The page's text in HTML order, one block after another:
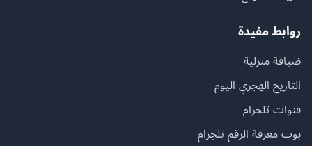
روابط مفيدة
ضيافة منزلية
التاريخ الهجري اليوم
قنوات تلجرام
بوت معرفة الرقم تلجرام